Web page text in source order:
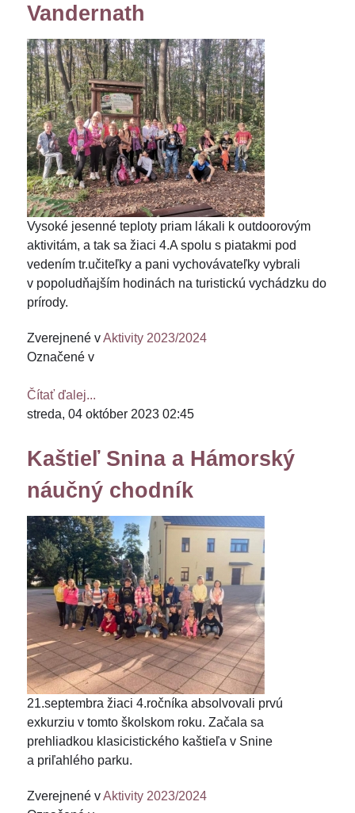
Vandernath
Vysoké jesenné teploty priam lákali k outdoorovým
aktivitám, a tak sa žiaci 4.A spolu s piatakmi pod
vedením tr.učiteľky a pani vychovávateľky vybrali
v popoludňajším hodinách na turistickú vychádzku do
prírody.
Zverejnené vAktivity 2023/2024
Označené v
Čítať ďalej...
streda, 04 október 2023 02:45
Kaštieľ Snina a Hámorský
náučný chodník
21.septembra žiaci 4.ročníka absolvovali prvú
exkurziu v tomto školskom roku. Začala sa
prehliadkou klasicistického kaštieľa v Snine
a priľahlého parku.
Zverejnené vAktivity 2023/2024